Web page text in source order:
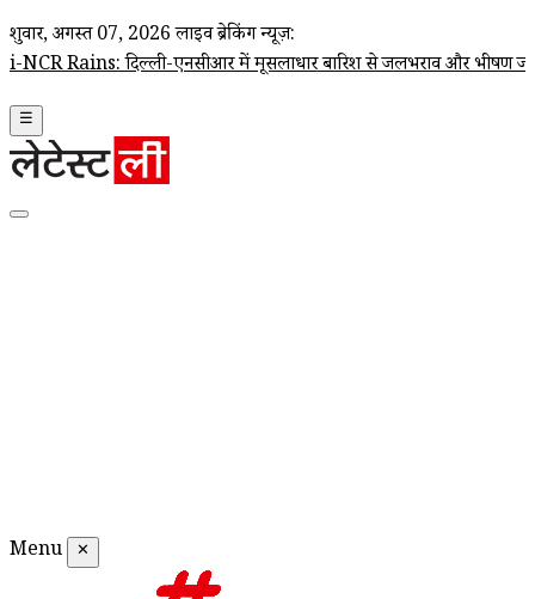
शुक्रवार, अगस्त 07, 2026 लाइव ब्रेकिंग न्यूज़:
दिल्ली-एनसीआर में मूसलाधार बारिश से जलभराव और भीषण जाम, IMD
☰
Menu ✕